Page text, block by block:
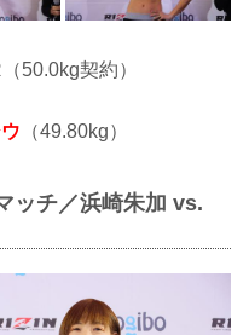
50.0kg契約）
（49.80kg）
ッチ／浜崎朱加 vs.